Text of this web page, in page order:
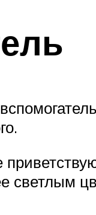
светлым